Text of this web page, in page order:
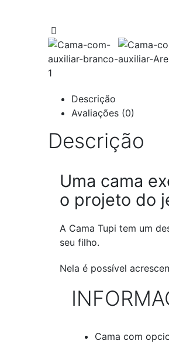
Descrição
Avaliações (0)
Descrição
Uma cama
o projeto do
A Cama Tupi tem um
seu filho.
Nela é possível
Cama com